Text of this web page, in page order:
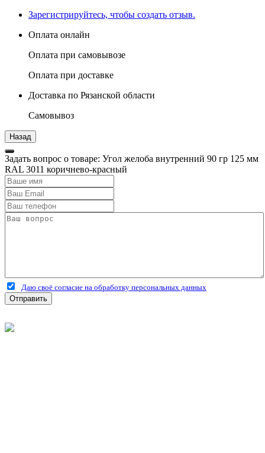
Зарегистрируйтесь, чтобы создать отзыв.
Оплата онлайн
Оплата при самовывозе
Оплата при доставке
Доставка по Рязанской области
Самовывоз
Задать вопрос о товаре: Угол желоба внутренний 90 гр 125 мм
RAL 3011 коричнево-красный
Даю своё согласие на обработку персональных данных
Отправить